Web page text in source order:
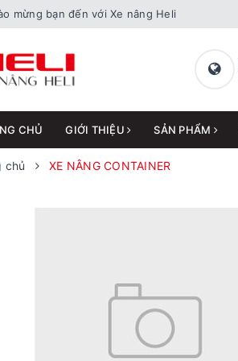
mừng bạn đến với Xe nâng Heli
CHỦ GIỚI THIỆU SẢN PHẨM
chủ XE NÂNG CONTAINER